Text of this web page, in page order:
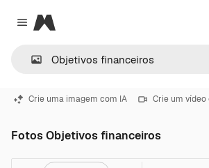
Close menu
Magnific
Crie uma imagem com IA Crie um vídeo
Fotos Objetivos financeiros